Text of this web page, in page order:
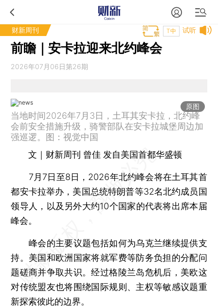
财新周刊 试听
T中
前瞻｜安卡拉迎来北约峰会
2026年07月06日第26期
原图
当地时间2026年7月3日，土耳其安卡拉，北约峰
会前安全措施升级，骑警部队在安卡拉城堡周边加
强巡逻。图：视觉中国
文｜财新周刊 曾佳 发自美国首都华盛顿
7月7日至8日，2026年北约峰会将在土耳其首
都安卡拉举办，美国总统特朗普等32名北约成员国
领导人，以及另外大约10个国家的代表将出席本届
峰会。
峰会的主要议题包括如何为乌克兰继续提供支
持。美国和欧洲国家将就军费等防务负担的分配问
题磋商并争取共识。经过格陵兰岛危机后，美欧这
对传统盟友也将围绕国际规则、主权等敏感议题重
新探索彼此的边界。